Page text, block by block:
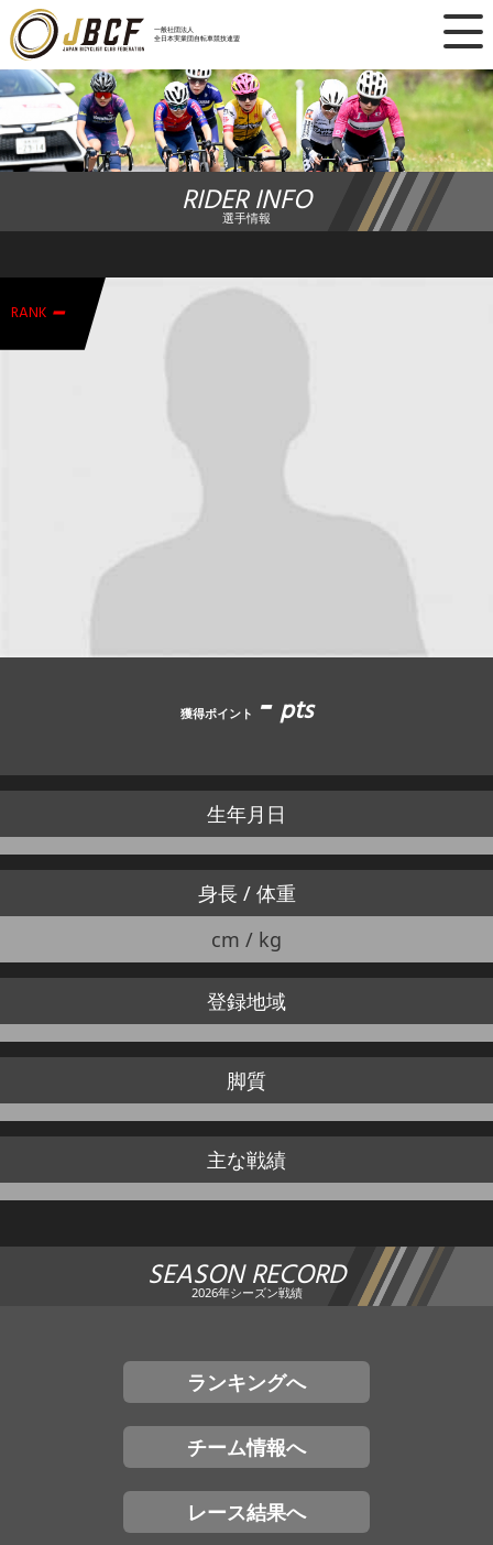
一般社団法人
全日本実業団自転車競技連盟
×
ニュース
レース日程
ランキング
チーム・選手
加盟・登録
エントリー
JBCF ROAD SERIESとは
RIDER INFO
選手情報
RANK -
獲得ポイント -pts
生年月日
身長 / 体重
cm / kg
登録地域
脚質
主な戦績
SEASON RECORD
2026年シーズン戦績
ランキングへ
チーム情報へ
レース結果へ